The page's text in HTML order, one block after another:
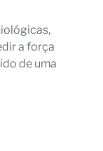
a força
de uma